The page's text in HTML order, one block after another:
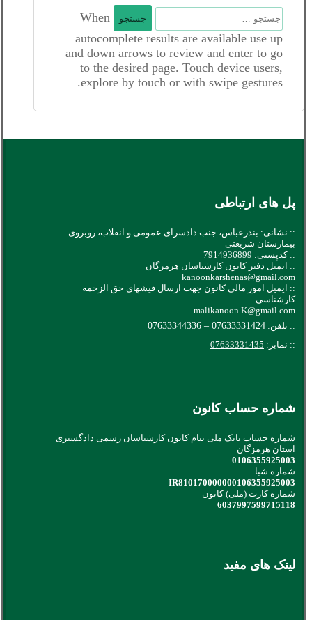
جستجو
برای:
When
autocomplete results are available use up
and down arrows to review and enter to go
to the desired page. Touch device users,
explore by touch or with swipe gestures.
پل های ارتباطی
:: نشانی: بندرعباس، جنب دادسرای عمومی و انقلاب، روبروی
بیمارستان شریعتی
:: کدپستی: 7914936899
:: ایمیل دفتر کانون کارشناسان هرمزگان
kanoonkarshenas@gmail.com
:: ایمیل امور مالی کانون جهت ارسال فیشهای حق الزحمه
کارشناسی
malikanoon.K@gmail.com
:: تلفن: 07633331424
–
07633344336
:: نمابر: 07633331435
شماره حساب کانون
شماره حساب بانک ملی بنام کانون کارشناسان رسمی دادگستری
استان هرمزگان
0106355925003
شماره شبا
IR810170000000106355925003
شماره کارت (ملی) کانون
6037997599715118
لینک های مفید